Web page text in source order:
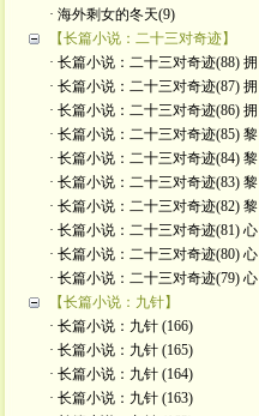
· 海外剩女的冬天(9)
【长篇小说：二十三对奇迹】
· 长篇小说：二十三对奇迹(88) 拥
· 长篇小说：二十三对奇迹(87) 拥
· 长篇小说：二十三对奇迹(86) 拥
· 长篇小说：二十三对奇迹(85) 黎
· 长篇小说：二十三对奇迹(84) 黎
· 长篇小说：二十三对奇迹(83) 黎
· 长篇小说：二十三对奇迹(82) 黎
· 长篇小说：二十三对奇迹(81) 心
· 长篇小说：二十三对奇迹(80) 心
· 长篇小说：二十三对奇迹(79) 心
【长篇小说：九针】
· 长篇小说：九针 (166)
· 长篇小说：九针 (165)
· 长篇小说：九针 (164)
· 长篇小说：九针 (163)